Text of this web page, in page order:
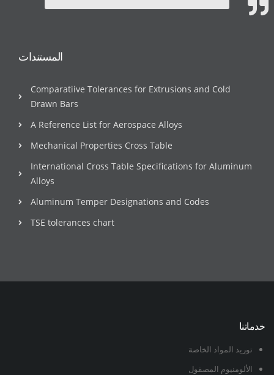
المستندات
Comparatiive Tolerances for Extrusions and Cold
Drawn Bars
A Reference List for Aerospace Alloys
Mechanical Properties Cross Table
International Cross Table Specifications for Aluminum
Alloys
Aluminum Temper Designations and Codes
TSE tolerances chart
خدماتنا
توريد المواد الخاصة
الألومنيوم المصقول